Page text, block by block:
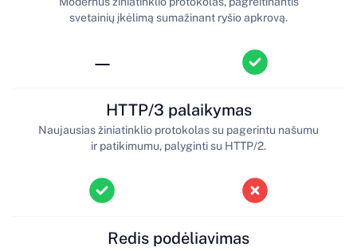
—
svetainių įkėlimą sumažinant ryšio apkrovą.
HTTP/3 palaikymas
Naujausias žiniatinklio protokolas su pagerintu našumu
ir patikimumu, palyginti su HTTP/2.
Redis podėliavimas